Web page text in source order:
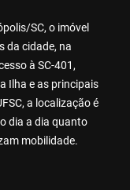
SC, o imóvel
da cidade, na
à SC-401,
Ilha e as principais
a localização é
dia a dia quanto
mobilidade.